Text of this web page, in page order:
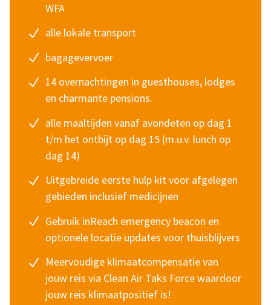
WFA
alle lokale transport
bagagevervoer
14 overnachtingen in guesthouses, lodges
en charmante pensions.
alle maaltijden vanaf avondeten op dag 1
t/m het ontbijt op dag 15 (m.u.v. lunch op
dag 14)
Uitgebreide eerste hulp kit voor afgelegen
gebieden inclusief medicijnen
Gebruik inReach emergency beacon en
optionele locatie updates voor thuisblijvers
Meervoudige klimaatcompensatie van
jouw reis via Clean Air Taks Forcewaardoor
jouw reis klimaatpositief is!